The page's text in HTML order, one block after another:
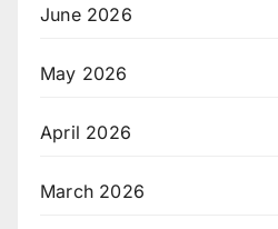
June 2026
May 2026
April 2026
March 2026